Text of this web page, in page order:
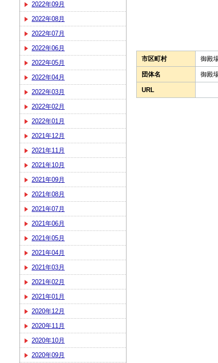
2022年09月
2022年08月
2022年07月
2022年06月
2022年05月
2022年04月
2022年03月
2022年02月
2022年01月
2021年12月
2021年11月
2021年10月
2021年09月
2021年08月
2021年07月
2021年06月
2021年05月
2021年04月
2021年03月
2021年02月
2021年01月
2020年12月
2020年11月
2020年10月
2020年09月
市区町村 御殿
団体名 御殿
URL